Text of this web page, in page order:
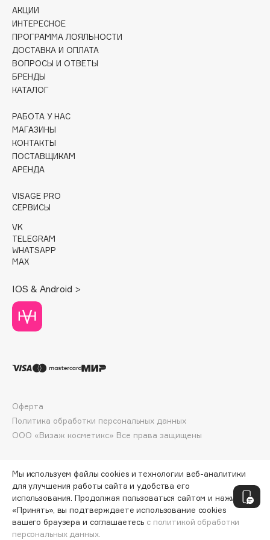
Collagenina
Consly
Corimo
Cottolina
Crescina
Curaprox
D
d'Alba
DABO
DARLING*
Darphin
Davines
Dior
Divage
Dolomit
Dr.Althea
Dyson
ДОБАВИТЬ В КОРЗИНУ
АКЦИИ
ИНТЕРЕСНОЕ
ПРОГРАММА ЛОЯЛЬНОСТИ
ДОСТАВКА И ОПЛАТА
ВОПРОСЫ И ОТВЕТЫ
БРЕНДЫ
КАТАЛОГ
РАБОТА У НАС
МАГАЗИНЫ
КОНТАКТЫ
ПОСТАВЩИКАМ
АРЕНДА
VISAGE PRO
СЕРВИСЫ
VK
TELEGRAM
WHATSAPP
MAX
IOS & Android >
ООО «Визаж косметикс» Все права защищены
Оферта
Политика обработки персональных данных
Мы используем файлы cookies и технологии веб-аналитики
для улучшения работы сайта и удобства его
использования. Продолжая пользоваться сайтом и нажимая
«Принять», вы подтверждаете использование cookies
вашего браузера и соглашаетесь с политикой обработки
персональных данных.